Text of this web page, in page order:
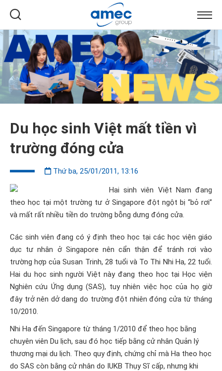
Du học sinh Việt mất tiền vì
trường đóng cửa
Thứ ba, 25/01/2011, 13:16
Hai sinh viên Việt Nam đang
theo học tại một trường tư ở Singapore đột ngột bị “bỏ rơi”
và mất rất nhiều tiền do trường bỗng dưng đóng cửa.
Các sinh viên đang có ý định theo học tại các học viện giáo
dục tư nhân ở Singapore nên cẩn thận để tránh rơi vào
trường hợp của Susan Trinh, 28 tuổi và To Thi Nhi Ha, 22 tuổi.
Hai du học sinh người Việt này đang theo học tại Học viện
Nghiên cứu Ứng dụng (SAS), tuy nhiên việc học của họ giờ
đây trở nên dở dang do trường đột nhiên đóng cửa từ tháng
10/2010.
Nhi Ha đến Singapore từ tháng 1/2010 để theo học bằng
chuyên viên Du lịch, sau đó học tiếp bằng cử nhân Quản lý
thương mại du lịch. Theo quy định, chứng chỉ mà Ha theo học
do SAS còn bằng cử nhân do IUKB Thụy Sĩ cấp, nhưng khi